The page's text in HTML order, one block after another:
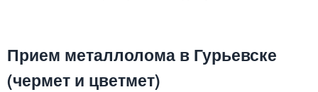
Прием металлолома в Гурьевске
(чермет и цветмет)